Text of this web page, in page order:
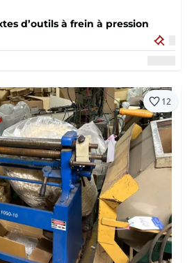
d’outils à frein à pression
12